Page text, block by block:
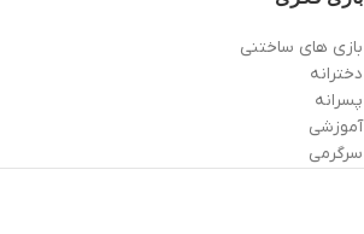
بازی های ساختنی
دخترانه
پسرانه
آموزشی
سرگرمی